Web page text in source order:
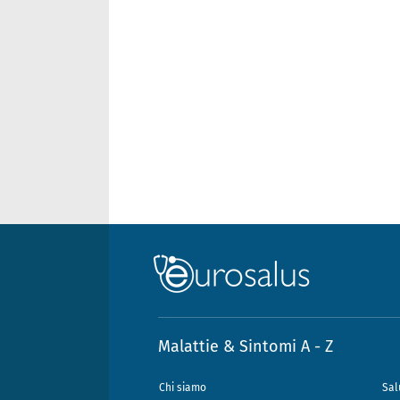
Malattie & Sintomi A - Z
Chi siamo